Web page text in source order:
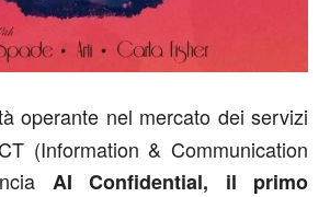
operante nel mercato dei servizi
(Information & Communication
AI Confidential, il primo